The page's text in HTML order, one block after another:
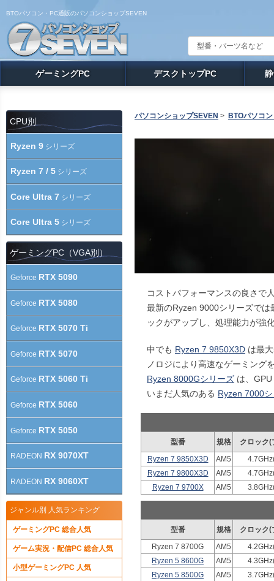
BTOパソコン・PC通販のパソコンショップSEVEN
ゲーミングPC デスクトップPC
パソコンショップSEVEN > BTOパソコ
コストパフォーマンスの良さで
最新のRyzen 9000シリーズで
ックがアップし、処理能力が強
中でも Ryzen 7 9850X3D は最
ノロジにより高速なゲーミング
Ryzen 8000Gシリーズ は、
いまだ人気のある Ryzen 7000
型番 規格
クロック(
Ryzen 7 9850X3D
AM5
Ryzen 7 9800X3D
AM5
Ryzen 7 9700X
AM5
型番 規格
クロック(
Ryzen 7 8700G
AM5
Ryzen 5 8600G
AM5
Ryzen 5 8500G
AM5
CPU別
Ryzen 9 シリーズ
Ryzen 7 / 5 シリーズ
Core Ultra 7 シリーズ
Core Ultra 5 シリーズ
ゲーミングPC（VGA別）
Geforce RTX 5090
Geforce RTX 5080
Geforce RTX 5070 Ti
Geforce RTX 5070
Geforce RTX 5060 Ti
Geforce RTX 5060
Geforce RTX 5050
RADEON RX 9070XT
RADEON RX 9060XT
ジャンル別 人気ランキング
ゲーミングPC 総合人気
ゲーム実況・配信PC 総合人気
小型ゲーミングPC 人気